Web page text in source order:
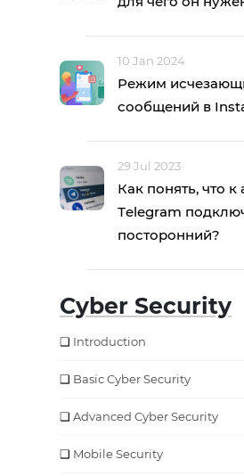
10 Jan 2024
Режим
сообщений в
29 Jul 2023
Как понять, что к
Тelegram
посторонний?
Cyber Security
Introduction
Basic Cyber Security
Advanced Cyber Security
Mobile Security